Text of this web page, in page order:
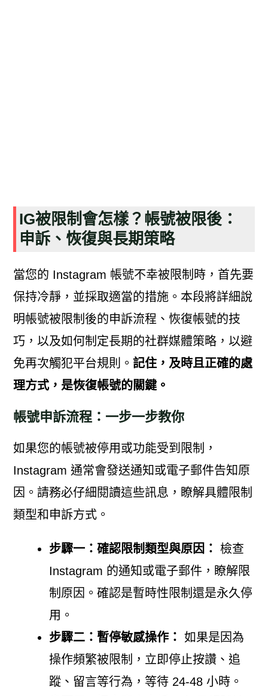
IG被限制會怎樣？帳號被限後：
申訴、恢復與長期策略
當您的 Instagram 帳號不幸被限制時，首先要
保持冷靜，並採取適當的措施。本段將詳細說
明帳號被限制後的申訴流程、恢復帳號的技
巧，以及如何制定長期的社群媒體策略，以避
免再次觸犯平台規則。 記住，及時且正確的處
理方式，是恢復帳號的關鍵。
帳號申訴流程：一步一步教你
如果您的帳號被停用或功能受到限制，
Instagram 通常會發送通知或電子郵件告知原
因。請務必仔細閱讀這些訊息，瞭解具體限制
類型和申訴方式。
步驟一：確認限制類型與原因： 檢查
Instagram 的通知或電子郵件，瞭解限
制原因。確認是暫時性限制還是永久停
用。
步驟二：暫停敏感操作： 如果是因為
操作頻繁被限制，立即停止按讚、追
蹤、留言等行為，等待 24-48 小時。